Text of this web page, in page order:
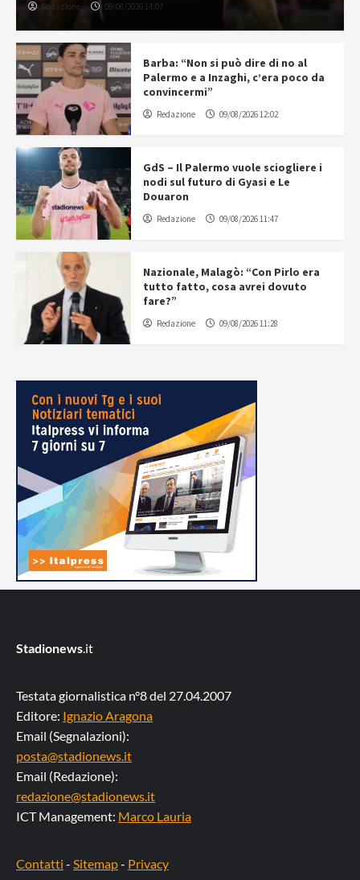
Redazione 09/08/2026 14:07
Barba: “Non si può dire di no al
Palermo e a Inzaghi, c’era poco da
convincermi”
Redazione 09/08/2026 12:02
GdS – Il Palermo vuole sciogliere i
nodi sul futuro di Gyasi e Le
Douaron
Redazione 09/08/2026 11:47
Nazionale, Malagò: “Con Pirlo era
tutto fatto, cosa avrei dovuto
fare?”
Redazione 09/08/2026 11:28
Stadionews.it
Testata giornalistica n°8 del 27.04.2007
Editore: Ignazio Aragona
Email (Segnalazioni):
posta@stadionews.it
Email (Redazione):
redazione@stadionews.it
ICT Management: Marco Lauria
Contatti - Sitemap- Privacy